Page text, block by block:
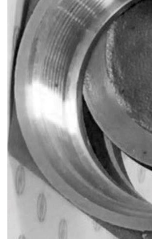
BRIDAS
150
PSI
CIEGA
(BL)
150
ROSCADA
SOCKET